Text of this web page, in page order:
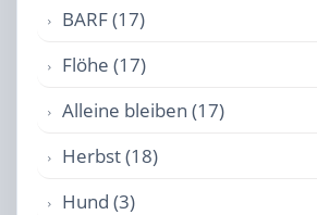
BARF (17)
Flöhe (17)
Alleine bleiben (17)
Herbst (18)
Hund (3)